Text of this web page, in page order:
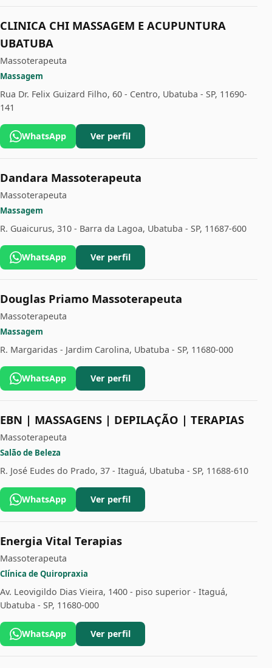
CLINICA CHI MASSAGEM E ACUPUNTURA
UBATUBA
Massoterapeuta
Massagem
Rua Dr. Felix Guizard Filho, 60 - Centro, Ubatuba - SP, 11690-
141
WhatsApp Ver perfil
Dandara Massoterapeuta
Massoterapeuta
Massagem
R. Guaicurus, 310 - Barra da Lagoa, Ubatuba - SP, 11687-600
WhatsApp Ver perfil
Douglas Priamo Massoterapeuta
Massoterapeuta
Massagem
R. Margaridas - Jardim Carolina, Ubatuba - SP, 11680-000
WhatsApp Ver perfil
EBN | MASSAGENS | DEPILAÇÃO | TERAPIAS
Massoterapeuta
Salão de Beleza
R. José Eudes do Prado, 37 - Itaguá, Ubatuba - SP, 11688-610
WhatsApp Ver perfil
Energia Vital Terapias
Massoterapeuta
Clínica de Quiropraxia
Av. Leovigildo Dias Vieira, 1400 - piso superior - Itaguá,
Ubatuba - SP, 11680-000
WhatsApp Ver perfil